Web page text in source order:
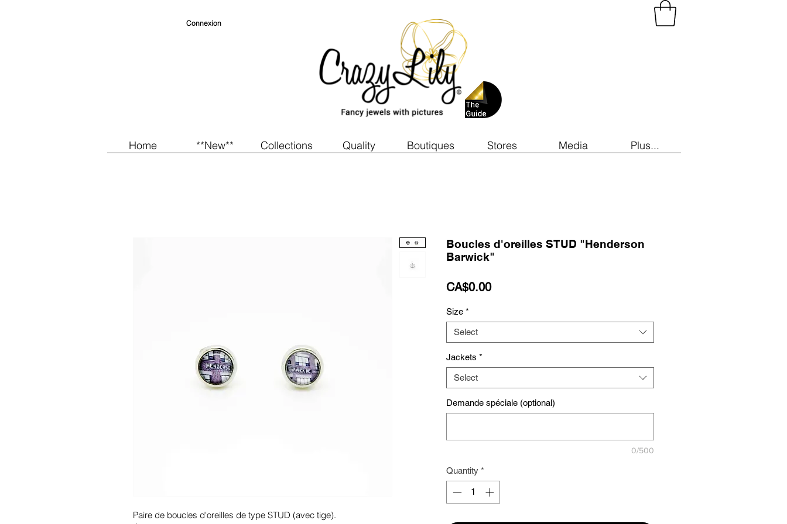
Home **New** Collections Quality Boutiques Stores Media Plus...
Connexion
Paire de boucles d'oreilles de type STUD (avec tige).
Boucles d'oreilles STUD "Henderson
Barwick"
CA$0.00Price
Size *
Select
Jackets *
Select
Demande spéciale (optional)
0/500
Quantity *